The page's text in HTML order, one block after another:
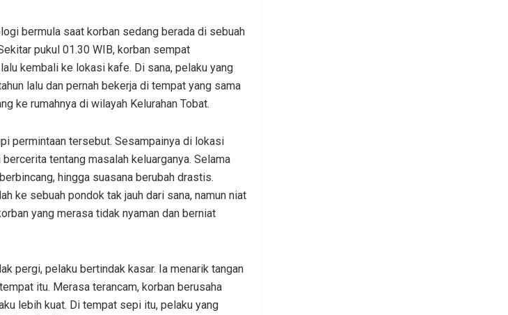
bermula saat korban sedang berada di sebuah
pukul 01.30 WIB, korban sempat
kembali ke lokasi kafe. Di sana, pelaku yang
lalu dan pernah bekerja di tempat yang sama
ke rumahnya di wilayah Kelurahan Tobat.
permintaan tersebut. Sesampainya di lokasi
tentang masalah keluarganya. Selama
hingga suasana berubah drastis.
ke sebuah pondok tak jauh dari sana, namun niat
yang merasa tidak nyaman dan berniat
pergi, pelaku bertindak kasar. Ia menarik tangan
itu. Merasa terancam, korban berusaha
lebih kuat. Di tempat sepi itu, pelaku yang